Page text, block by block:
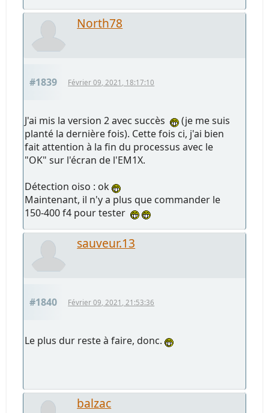
North78
#1839 Février 09, 2021, 18:17:10
J'ai mis la version 2 avec succès
(je me suis
planté la dernière fois). Cette fois ci, j'ai bien
fait attention à la fin du processus avec le
"OK" sur l'écran de l'EM1X.
Détection oiso : ok
Maintenant, il n'y a plus que commander le
150-400 f4 pour tester
sauveur.13
#1840 Février 09, 2021, 21:53:36
Le plus dur reste à faire, donc.
balzac